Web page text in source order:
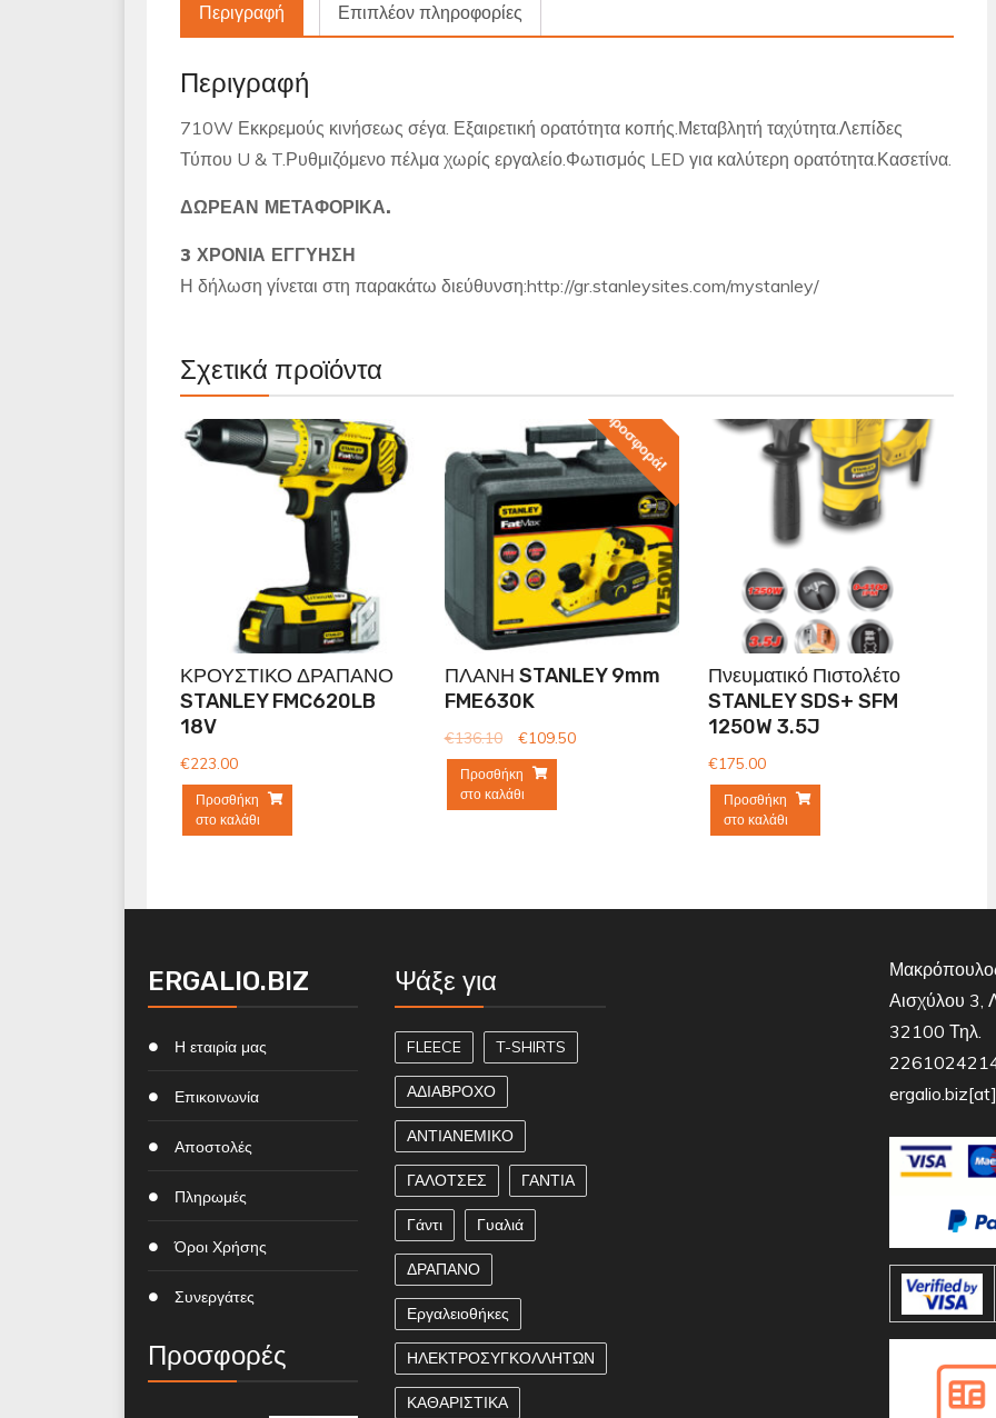
Περιγραφή Επιπλέον πληροφορίες
Περιγραφή
710W Εκκρεμούς κινήσεως σέγα. Εξαιρετική ορατότητα κοπής.Μεταβλητή ταχύτητα.Λεπίδες
Τύπου U & T.Ρυθμιζόμενο πέλμα χωρίς εργαλείο.Φωτισμός LED για καλύτερη ορατότητα.Κασετίνα.
ΔΩΡΕΑΝ ΜΕΤΑΦΟΡΙΚΑ.
3 ΧΡΟΝΙΑ ΕΓΓΥΗΣΗ
Η δήλωση γίνεται στη παρακάτω διεύθυνση:http://gr.stanleysites.com/mystanley/
Σχετικά προϊόντα
ΚΡΟΥΣΤΙΚΟ ΔΡΑΠΑΝΟ
STANLEY FMC620LB
18V
€223.00
Προσθήκη
στο καλάθι
Προσφορά!
ΠΛΑΝΗ STANLEY 9mm
FME630K
€136.10 €109.50
Προσθήκη
στο καλάθι
Πνευματικό Πιστολέτο
STANLEY SDS+ SFM
1250W 3.5J
€175.00
Προσθήκη
στο καλάθι
ERGALIO.BIZ
Η εταιρία μας
Επικοινωνία
Αποστολές
Πληρωμές
Όροι Χρήσης
Συνεργάτες
Προσφορές
Ψάξε για
FLEECE T-SHIRTS
ΑΔΙΑΒΡΟΧΟ
ΑΝΤΙΑΝΕΜΙΚΟ
ΓΑΛΟΤΣΕΣ ΓΑΝΤΙΑ
Γάντι Γυαλιά
ΔΡΑΠΑΝΟ
Εργαλειοθήκες
ΗΛΕΚΤΡΟΣΥΓΚΟΛΛΗΤΩΝ
ΚΑΘΑΡΙΣΤΙΚΑ
Αισχύλου 3,
32100 Τηλ.